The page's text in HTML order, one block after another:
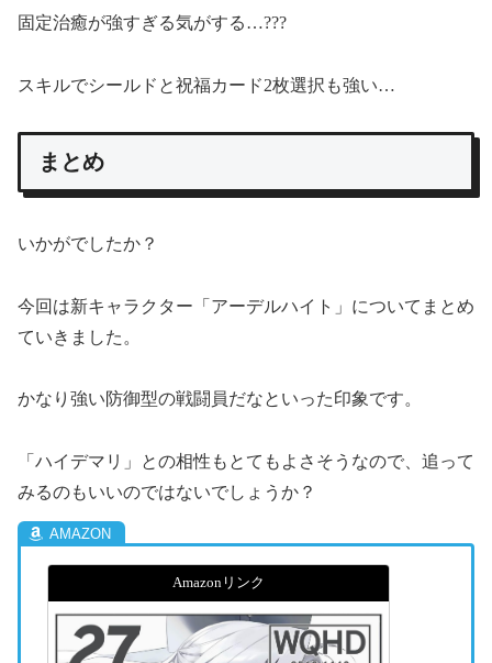
固定治癒が強すぎる気がする…???
スキルでシールドと祝福カード2枚選択も強い…
まとめ
いかがでしたか？
今回は新キャラクター「アーデルハイト」についてまとめ
ていきました。
かなり強い防御型の戦闘員だなといった印象です。
「ハイデマリ」との相性もとてもよさそうなので、追って
みるのもいいのではないでしょうか？
Amazonリンク